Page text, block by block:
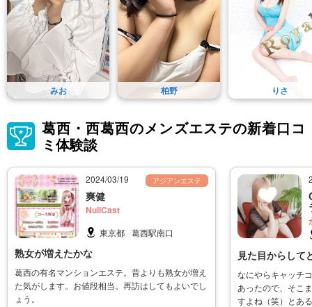
みお 柏野 りさ
葛西・西葛西のメンズエステの新着口コ
ミ体験談
2024/03/19 アジアンエステ
爽健
NullCast
東京都 葛西駅南口
熟女が増えたかな
葛西の有名マンションエステ。昔よりも熟女が増え
た気がします。お値段相当。再訪はしてもよいでし
ょう。
見た目からして
なにやらキャッチ
あったので、そこ
すよね（笑）とあ